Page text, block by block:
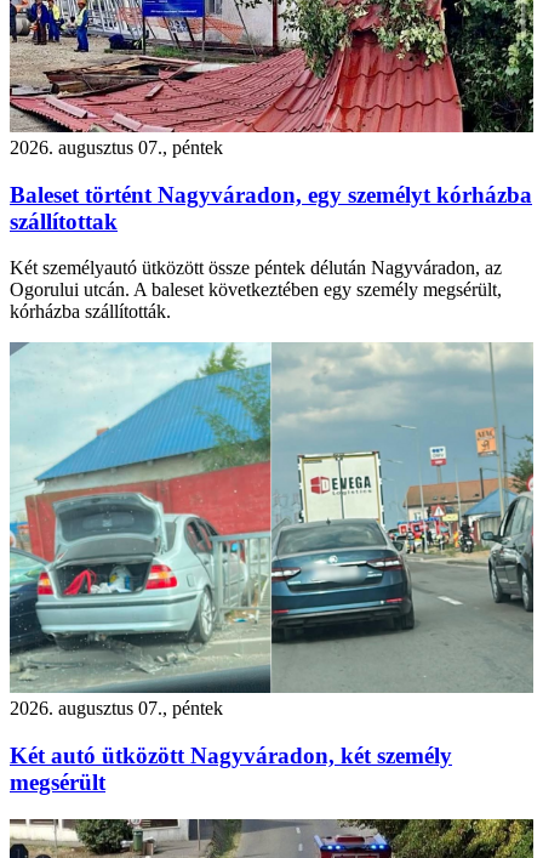
2026. augusztus 07., péntek
Baleset történt Nagyváradon, egy személyt kórházba
szállítottak
Két személyautó ütközött össze péntek délután Nagyváradon, az
Ogorului utcán. A baleset következtében egy személy megsérült,
kórházba szállították.
2026. augusztus 07., péntek
Két autó ütközött Nagyváradon, két személy
megsérült